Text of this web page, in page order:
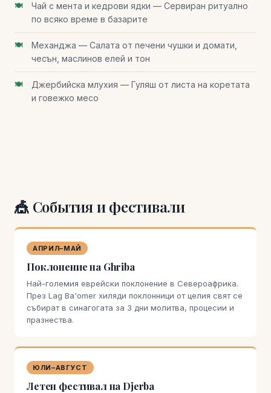
Чай с мента и кедрови ядки — Сервиран ритуално
по всяко време в базарите
Механджа — Салата от печени чушки и домати,
чесън, маслинов елей и тон
Джербийска млухия — Гуляш от листа на коретата
и говежко месо
🎪 События и фестивали
АПРИЛ–МАЙ
Поклонение на Ghriba
Най-големия еврейски поклонение в Североафрика.
През Lag Ba'omer хиляди поклонници от целия свят се
събират в синагогата за 3 дни молитва, процесии и
празнества.
ЮЛИ–АВГУСТ
Летен фестивал на Djerba